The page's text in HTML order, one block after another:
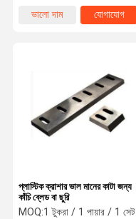
ভালো দাম
যোগাযোগ
প্লাস্টিক ক্রাশার ভাল মানের কাটা জন্য
কাঁচি ব্লেড বা ছুরি
MOQ:1 টুকরা / 1 পায়ার / 1 সেট